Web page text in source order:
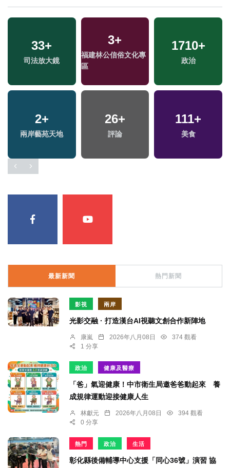
777+
財經及消費
108
兩岸
104+
影視
15+
綜藝
51+
2024立委選戰
2+
2023金鐘獎
最新新聞 熱門新聞
影視 兩岸
光影交融 · 打造漢台AI視聽文創合作新陣地
康嵐 2026年八月08日
374 觀看
1 分享
政治 健康及醫療
「爸」氣迎健康！中市衛生局邀爸爸動起來 養
成規律運動迎接健康人生
林獻元 2026年八月08日
394 觀看
0 分享
熱門 政治 生活
彰化縣後備輔導中心支援「同心36號」演習 協